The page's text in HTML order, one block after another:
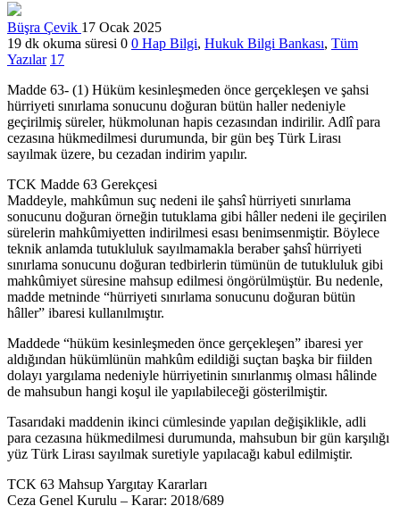
Büşra Çevik 17 Ocak 2025
19 dk okuma süresi 0 0 Hap Bilgi, Hukuk Bilgi Bankası, Tüm
Yazılar 17
Madde 63- (1) Hüküm kesinleşmeden önce gerçekleşen ve şahsi
hürriyeti sınırlama sonucunu doğuran bütün haller nedeniyle
geçirilmiş süreler, hükmolunan hapis cezasından indirilir. Adlî para
cezasına hükmedilmesi durumunda, bir gün beş Türk Lirası
sayılmak üzere, bu cezadan indirim yapılır.
TCK Madde 63 Gerekçesi
Maddeyle, mahkûmun suç nedeni ile şahsî hürriyeti sınırlama
sonucunu doğuran örneğin tutuklama gibi hâller nedeni ile geçirilen
sürelerin mahkûmiyetten indirilmesi esası benimsenmiştir. Böylece
teknik anlamda tutukluluk sayılmamakla beraber şahsî hürriyeti
sınırlama sonucunu doğuran tedbirlerin tümünün de tutukluluk gibi
mahkûmiyet süresine mahsup edilmesi öngörülmüştür. Bu nedenle,
madde metninde “hürriyeti sınırlama sonucunu doğuran bütün
hâller” ibaresi kullanılmıştır.
Maddede “hüküm kesinleşmeden önce gerçekleşen” ibaresi yer
aldığından hükümlünün mahkûm edildiği suçtan başka bir fiilden
dolayı yargılama nedeniyle hürriyetinin sınırlanmış olması hâlinde
de mahsubun hangi koşul ile yapılabileceği gösterilmiştir.
Tasarıdaki maddenin ikinci cümlesinde yapılan değişiklikle, adli
para cezasına hükmedilmesi durumunda, mahsubun bir gün karşılığı
yüz Türk Lirası sayılmak suretiyle yapılacağı kabul edilmiştir.
TCK 63 Mahsup Yargıtay Kararları
Ceza Genel Kurulu – Karar: 2018/689